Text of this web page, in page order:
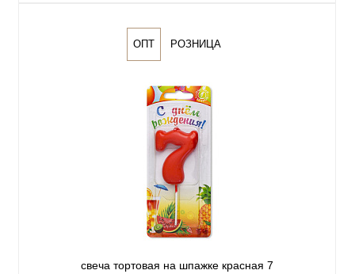
ОПТ РОЗНИЦА
свеча тортовая на шпажке красная 7